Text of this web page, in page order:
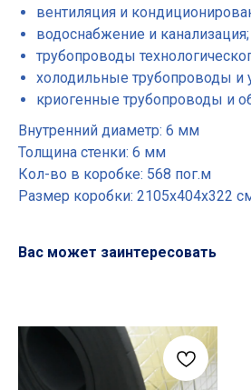
вентиляция и
водоснабжение и канализация;
трубопроводы
холодильные трубопроводы и
криогенные трубопроводы и
Внутренний диаметр: 6 мм
Толщина стенки: 6 мм
Кол-во в коробке: 568 пог.м
Размер коробки: 2105х404х322
Вас может заинтересовать